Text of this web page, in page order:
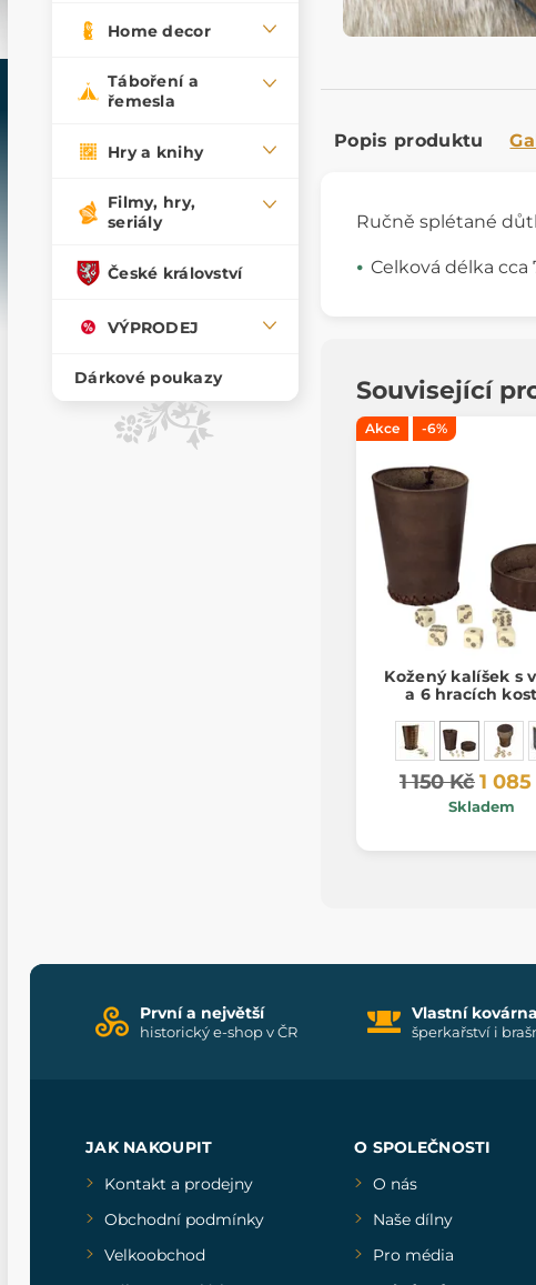
Home decor
Táboření a
řemesla
Hry a knihy
Filmy, hry,
seriály
České království
VÝPRODEJ
Dárkové poukazy
Popis produktu
Ručně splétané
Celková délka cca
Související
Akce -6%
Kožený kalíšek s
a 6 hracích
1 150 Kč1
Skladem
První a největší
historický e-shop v ČR
Vlastní kovárna
šperkařství i
JAK NAKOUPIT
Kontakt a prodejny
Obchodní podmínky
Velkoobchod
O SPOLEČNOSTI
O nás
Naše dílny
Pro média